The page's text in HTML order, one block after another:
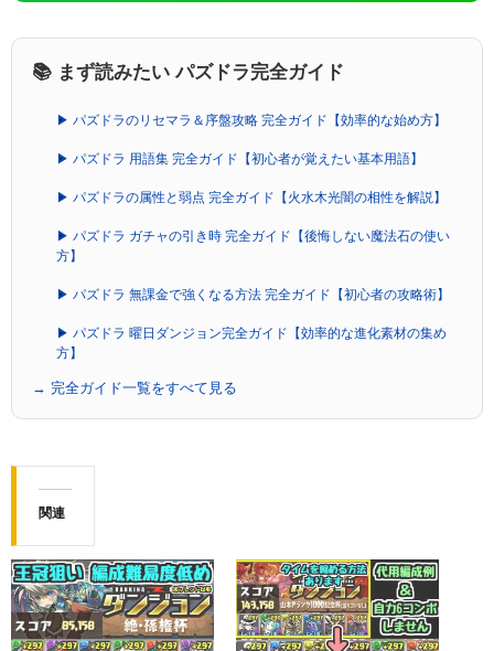
📚 まず読みたい パズドラ完全ガイド
▶ パズドラのリセマラ＆序盤攻略 完全ガイド【効率的な始め方】
▶ パズドラ 用語集 完全ガイド【初心者が覚えたい基本用語】
▶ パズドラの属性と弱点 完全ガイド【火水木光闇の相性を解説】
▶ パズドラ ガチャの引き時 完全ガイド【後悔しない魔法石の使い
方】
▶ パズドラ 無課金で強くなる方法 完全ガイド【初心者の攻略術】
▶ パズドラ 曜日ダンジョン完全ガイド【効率的な進化素材の集め
方】
→ 完全ガイド一覧をすべて見る
関連